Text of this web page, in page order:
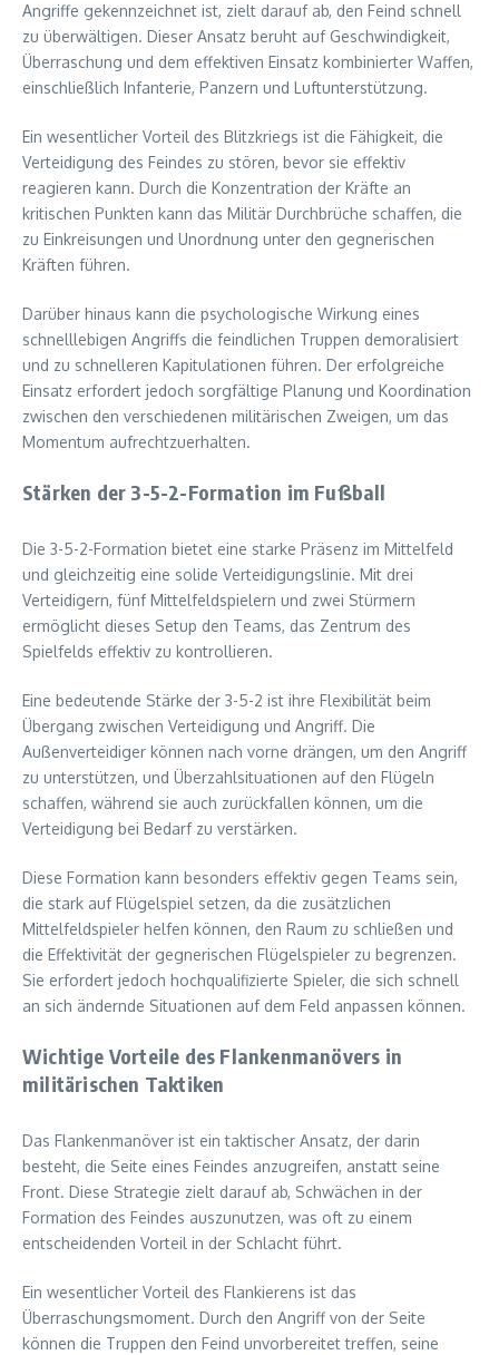
Angriffe gekennzeichnet ist, zielt darauf ab, den Feind schnell
zu überwältigen. Dieser Ansatz beruht auf Geschwindigkeit,
Überraschung und dem effektiven Einsatz kombinierter Waffen,
einschließlich Infanterie, Panzern und Luftunterstützung.
Ein wesentlicher Vorteil des Blitzkriegs ist die Fähigkeit, die
Verteidigung des Feindes zu stören, bevor sie effektiv
reagieren kann. Durch die Konzentration der Kräfte an
kritischen Punkten kann das Militär Durchbrüche schaffen, die
zu Einkreisungen und Unordnung unter den gegnerischen
Kräften führen.
Darüber hinaus kann die psychologische Wirkung eines
schnelllebigen Angriffs die feindlichen Truppen demoralisiert
und zu schnelleren Kapitulationen führen. Der erfolgreiche
Einsatz erfordert jedoch sorgfältige Planung und Koordination
zwischen den verschiedenen militärischen Zweigen, um das
Momentum aufrechtzuerhalten.
Stärken der 3-5-2-Formation im Fußball
Die 3-5-2-Formation bietet eine starke Präsenz im Mittelfeld
und gleichzeitig eine solide Verteidigungslinie. Mit drei
Verteidigern, fünf Mittelfeldspielern und zwei Stürmern
ermöglicht dieses Setup den Teams, das Zentrum des
Spielfelds effektiv zu kontrollieren.
Eine bedeutende Stärke der 3-5-2 ist ihre Flexibilität beim
Übergang zwischen Verteidigung und Angriff. Die
Außenverteidiger können nach vorne drängen, um den Angriff
zu unterstützen, und Überzahlsituationen auf den Flügeln
schaffen, während sie auch zurückfallen können, um die
Verteidigung bei Bedarf zu verstärken.
Diese Formation kann besonders effektiv gegen Teams sein,
die stark auf Flügelspiel setzen, da die zusätzlichen
Mittelfeldspieler helfen können, den Raum zu schließen und
die Effektivität der gegnerischen Flügelspieler zu begrenzen.
Sie erfordert jedoch hochqualifizierte Spieler, die sich schnell
an sich ändernde Situationen auf dem Feld anpassen können.
Wichtige Vorteile des Flankenmanövers in
militärischen Taktiken
Das Flankenmanöver ist ein taktischer Ansatz, der darin
besteht, die Seite eines Feindes anzugreifen, anstatt seine
Front. Diese Strategie zielt darauf ab, Schwächen in der
Formation des Feindes auszunutzen, was oft zu einem
entscheidenden Vorteil in der Schlacht führt.
Ein wesentlicher Vorteil des Flankierens ist das
Überraschungsmoment. Durch den Angriff von der Seite
können die Truppen den Feind unvorbereitet treffen, seine